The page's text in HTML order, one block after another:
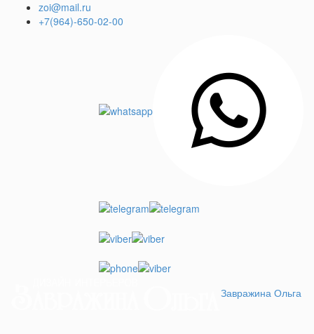
+7(964)-650-02-00
Завражина Ольга